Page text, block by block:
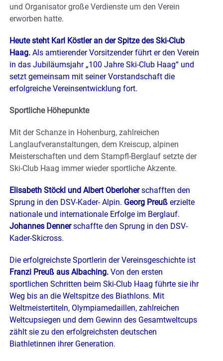
und Organisator große Verdienste um den Verein
erworben hatte.
Heute steht Karl Köstler an der Spitze des Ski-Club
Haag. Als amtierender Vorsitzender führt er den Verein
in das Jubiläumsjahr „100 Jahre Ski-Club Haag“ und
setzt gemeinsam mit seiner Vorstandschaft die
erfolgreiche Vereinsentwicklung fort.
Sportliche Höhepunkte
Mit der Schanze in Hohenburg, zahlreichen
Langlaufveranstaltungen, dem Kreiscup, alpinen
Meisterschaften und dem Stampfl-Berglauf setzte der
Ski-Club Haag immer wieder sportliche Akzente.
Elisabeth Stöckl und Albert Oberloherschafften den
Sprung in den DSV-Kader- Alpin. Georg Preuß erzielte
nationale und internationale Erfolge im Berglauf.
Johannes Dennerschaffte den Sprung in den DSV-
Kader-Skicross.
Die erfolgreichste Sportlerin der Vereinsgeschichte ist
Franzi Preuß aus Albaching. Von den ersten
sportlichen Schritten beim Ski-Club Haag führte sie ihr
Weg bis an die Weltspitze des Biathlons. Mit
Weltmeistertiteln, Olympiamedaillen, zahlreichen
Weltcupsiegen und dem Gewinn des Gesamtweltcups
zählt sie zu den erfolgreichsten deutschen
Biathletinnen ihrer Generation.